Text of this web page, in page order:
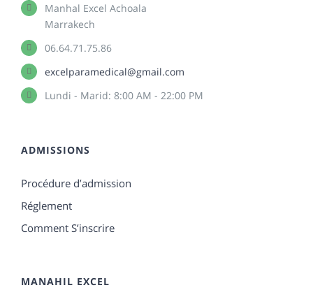
Manhal Excel Achoala
Marrakech
06.64.71.75.86
excelparamedical@gmail.com
Lundi - Marid: 8:00 AM - 22:00 PM
ADMISSIONS
Procédure d’admission
Réglement
Comment S’inscrire
MANAHIL EXCEL